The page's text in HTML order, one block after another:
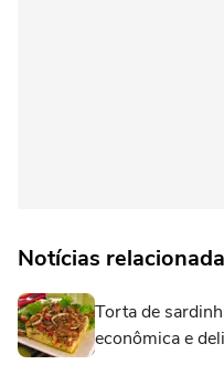
Notícias
Torta de
econômica e